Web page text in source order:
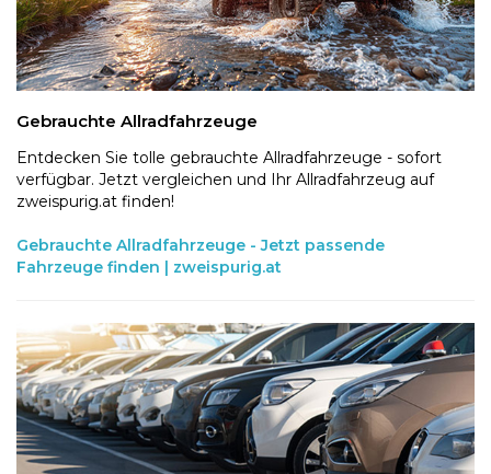
Gebrauchte Allradfahrzeuge
Entdecken Sie tolle gebrauchte Allradfahrzeuge - sofort
verfügbar. Jetzt vergleichen und Ihr Allradfahrzeug auf
zweispurig.at finden!
Gebrauchte Allradfahrzeuge - Jetzt passende
Fahrzeuge finden | zweispurig.at